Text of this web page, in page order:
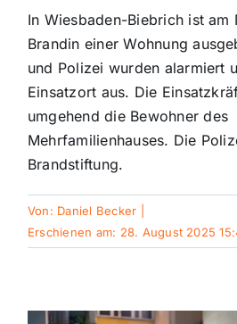
Panorama
Mein Stadtteil
Verkehrsmeldungen
In Wiesbaden-Biebrich ist
Brandin einer Wohnung
und Polizei wurden alarmiert
Einsatzort aus. Die
umgehend die Bewohner des
Mehrfamilienhauses. Die
Brandstiftung.
Von: Daniel Becker
Erschienen am: 28. August 2025